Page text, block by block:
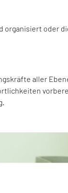
organisiert oder
aller